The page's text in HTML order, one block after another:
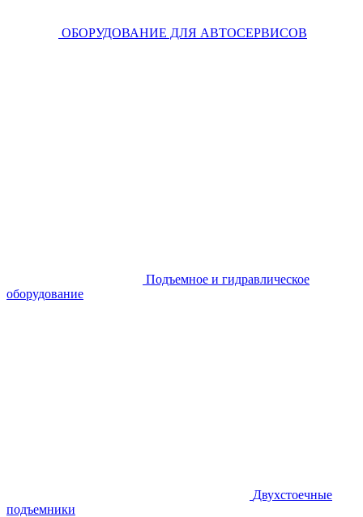
ОБОРУДОВАНИЕ ДЛЯ АВТОСЕРВИСОВ
Подъемное и гидравлическое
оборудование
Двухстоечные
подъемники